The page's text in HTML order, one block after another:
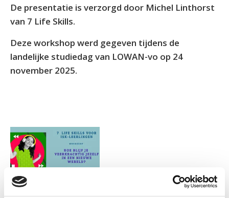
De presentatie is verzorgd door Michel Linthorst
van 7 Life Skills.
Deze workshop werd gegeven tijdens de
landelijke studiedag van LOWAN-vo op 24
november 2025.